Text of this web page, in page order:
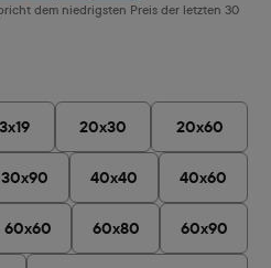
dem niedrigsten Preis der letzten 30
20x30 20x60
30x90 40x40 40x60
60x60 60x80 60x90